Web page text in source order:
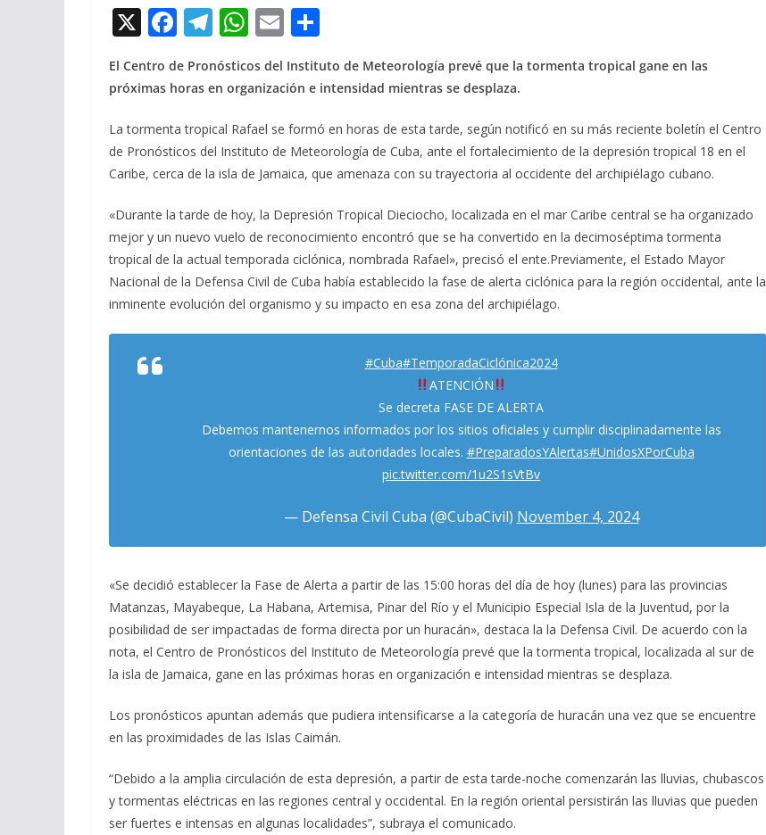
X F
e
o
o
T
e
a
m
W
at
A
p
p
E
ai m
ar
ti
El Centro de Pronósticos del Instituto de Meteorología prevé que la tormenta tropical gane en las
próximas horas en organización e intensidad mientras se desplaza.
La tormenta tropical Rafael se formó en horas de esta tarde, según notificó en su más reciente boletín el Centro
de Pronósticos del Instituto de Meteorología de Cuba, ante el fortalecimiento de la depresión tropical 18 en el
Caribe, cerca de la isla de Jamaica, que amenaza con su trayectoria al occidente del archipiélago cubano.
«Durante la tarde de hoy, la Depresión Tropical Dieciocho, localizada en el mar Caribe central se ha organizado
mejor y un nuevo vuelo de reconocimiento encontró que se ha convertido en la decimoséptima tormenta
tropical de la actual temporada ciclónica, nombrada Rafael», precisó el ente.Previamente, el Estado Mayor
Nacional de la Defensa Civil de Cuba había establecido la fase de alerta ciclónica para la región occidental, ante la
inminente evolución del organismo y su impacto en esa zona del archipiélago.
#Cuba#TemporadaCiclónica2024
ATENCIÓN
Se decreta FASE DE ALERTA
Debemos mantenernos informados por los sitios oficiales y cumplir disciplinadamente las
orientaciones de las autoridades locales. #PreparadosYAlertas#UnidosXPorCuba
pic.twitter.com/1u2S1sVtBv
— Defensa Civil Cuba (@CubaCivil) November 4, 2024
«Se decidió establecer la Fase de Alerta a partir de las 15:00 horas del día de hoy (lunes) para las provincias
Matanzas, Mayabeque, La Habana, Artemisa, Pinar del Río y el Municipio Especial Isla de la Juventud, por la
posibilidad de ser impactadas de forma directa por un huracán», destaca la la Defensa Civil. De acuerdo con la
nota, el Centro de Pronósticos del Instituto de Meteorología prevé que la tormenta tropical, localizada al sur de
la isla de Jamaica, gane en las próximas horas en organización e intensidad mientras se desplaza.
Los pronósticos apuntan además que pudiera intensificarse a la categoría de huracán una vez que se encuentre
en las proximidades de las Islas Caimán.
“Debido a la amplia circulación de esta depresión, a partir de esta tarde-noche comenzarán las lluvias, chubascos
y tormentas eléctricas en las regiones central y occidental. En la región oriental persistirán las lluvias que pueden
ser fuertes e intensas en algunas localidades”, subraya el comunicado.